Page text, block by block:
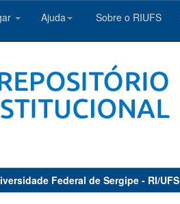
Ajuda Sobre o RIUFS
Federal de Sergipe - RI/UFS